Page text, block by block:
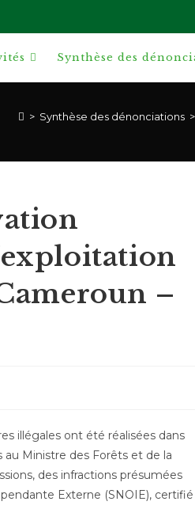
Synthèse des
> Synthèse des dénonciations >
–
illégales ont été réalisées dans
au Ministre des Forêts et de la
des infractions présumées
Externe (SNOIE), certifié